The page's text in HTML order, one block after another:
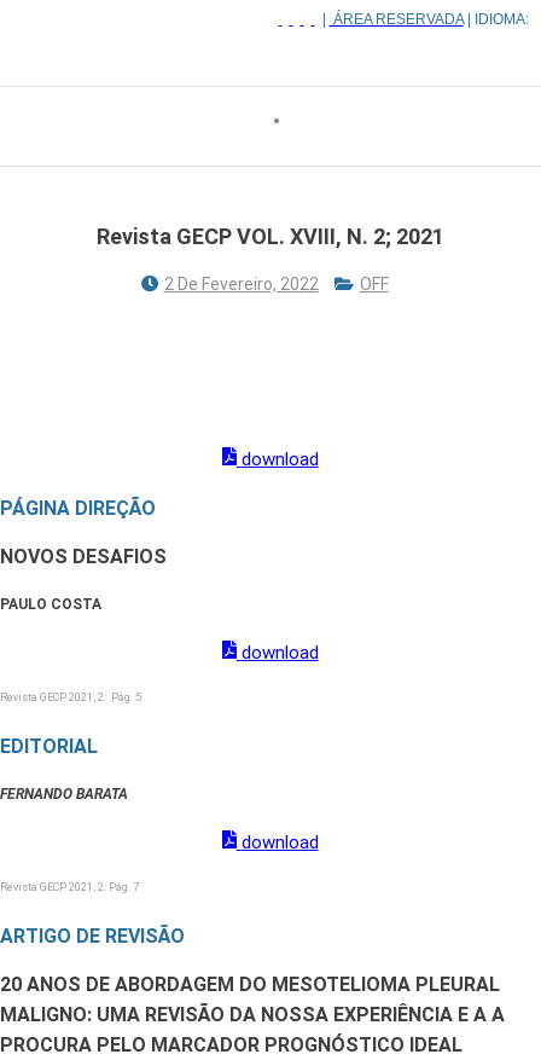
ÁREA RESERVADA| IDIOMA:
Revista GECP VOL. XVIII, N. 2; 2021
2 De Fevereiro, 2022 OFF
download
PÁGINA DIREÇÃO
NOVOS DESAFIOS
PAULO COSTA
download
Revista GECP 2021; 2: Pág. 5
EDITORIAL
FERNANDO BARATA
download
Revista GECP 2021; 2: Pág. 7
ARTIGO DE REVISÃO
20 ANOS DE ABORDAGEM DO MESOTELIOMA PLEURAL
MALIGNO: UMA REVISÃO DA NOSSA EXPERIÊNCIA E A A
PROCURA PELO MARCADOR PROGNÓSTICO IDEAL